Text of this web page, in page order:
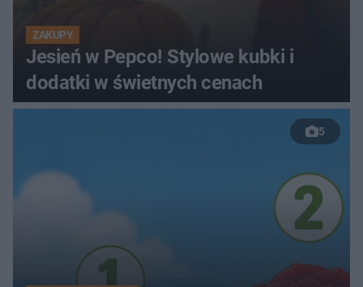
ZAKUPY
Jesień w Pepco! Stylowe kubki i
dodatki w świetnych cenach
5